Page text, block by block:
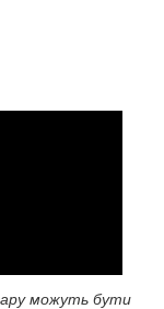
можуть бути